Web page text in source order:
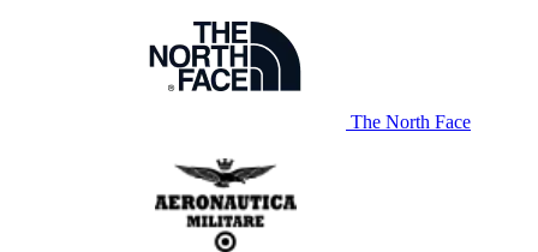
The North Face